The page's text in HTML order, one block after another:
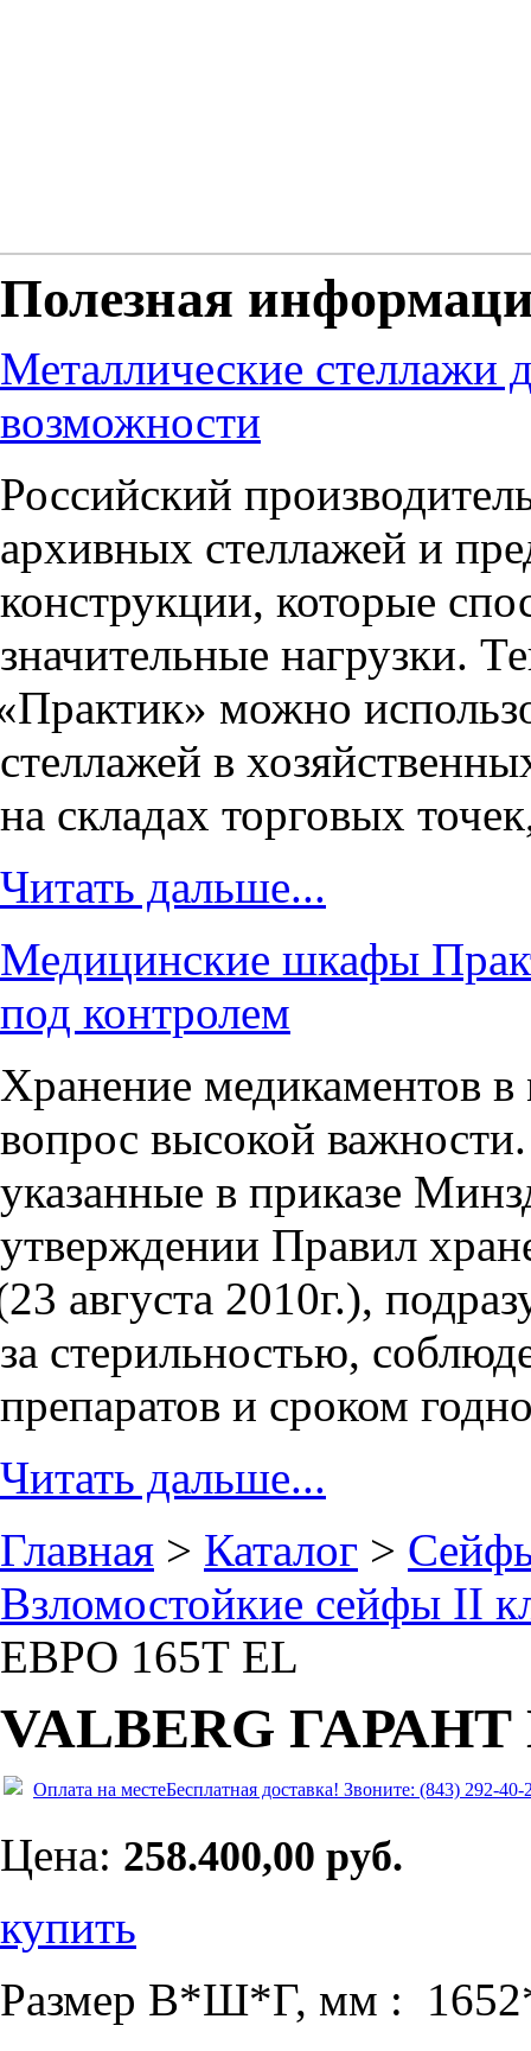
Полезная
Металлические стеллажи
возможности
Российский
архивных стеллажей и
конструкции, которые
значительные нагрузки.
Практик» можно
стеллажей в
на складах торговых
Читать дальше...
Медицинские шкафы
под контролем
Хранение медикаментов
вопрос высокой
указанные в приказе
утверждении Правил
августа 2010г.),
за стерильностью,
препаратов и сроком
Читать дальше...
Главная > Каталог >
Взломостойкие сейфы II
ЕВРО 165Т EL
VALBERG
Оплата на местеБесплатная доставка! Звоните: (843) 292-40-
Цена: 258.400,00 руб.
купить
Размер В*Ш*Г, мм :